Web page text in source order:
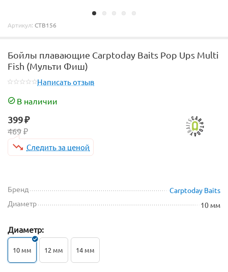
Артикул: CTB156
Бойлы плавающие Carptoday Baits Pop Ups Multi
Fish (Мульти Фиш)
Написать отзыв
В наличии
399₽
469 ₽
Следить за ценой
Бренд
Carptoday Baits
Диаметр
10 мм
Диаметр:
10 мм 12 мм 14 мм